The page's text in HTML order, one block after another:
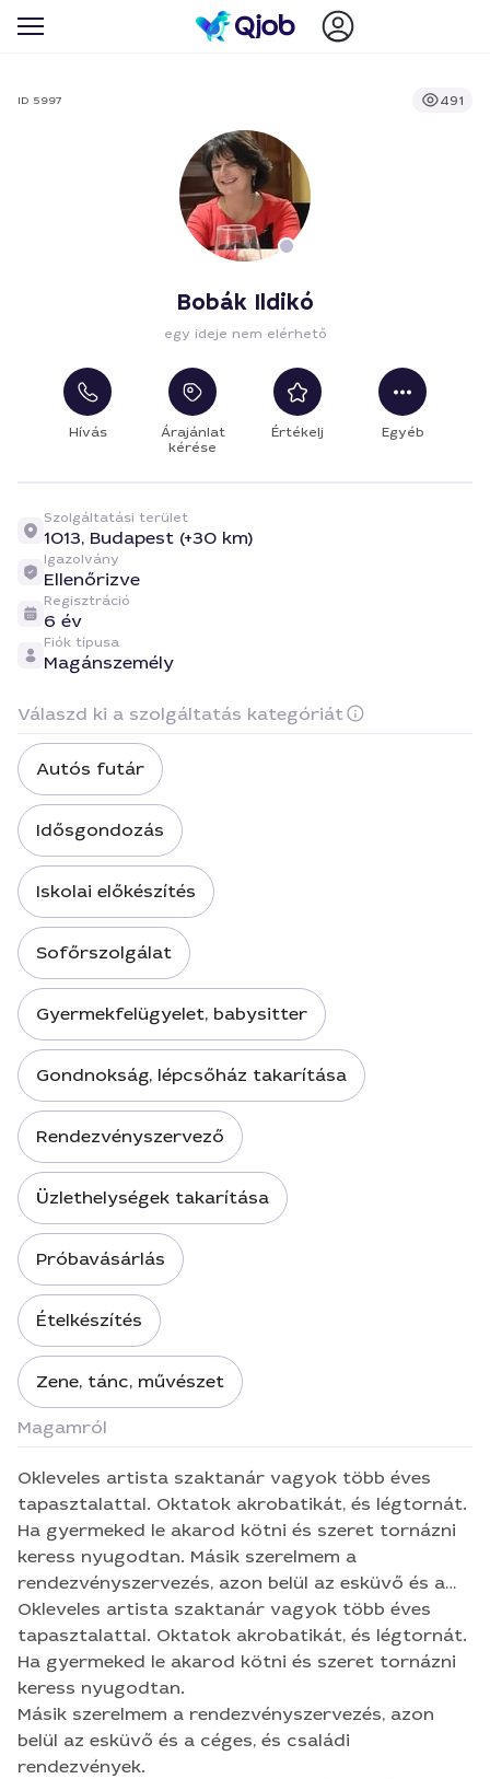
ID 5997 491
Bobák Ildikó
egy ideje nem elérhető
Hívás
Árajánlat
kérése
Értékelj Egyéb
Szolgáltatási terület
1013, Budapest (+30 km)
Igazolvány
Ellenőrizve
Regisztráció
6 év
Fiók típusa
Magánszemély
Válaszd ki a szolgáltatás kategóriát
Autós futár
Idősgondozás
Iskolai előkészítés
Sofőrszolgálat
Gyermekfelügyelet, babysitter
Gondnokság, lépcsőház takarítása
Rendezvényszervező
Üzlethelységek takarítása
Próbavásárlás
Ételkészítés
Zene, tánc, művészet
Magamról
Okleveles artista szaktanár vagyok több éves
tapasztalattal. Oktatok akrobatikát, és légtornát.
Ha gyermeked le akarod kötni és szeret tornázni
keress nyugodtan. Másik szerelmem a
rendezvényszervezés, azon belül az esküvő és a
céges, és családi rendezvények. Hobbim és a
legmegnyugtatóbb vállalkozásom a ketészet.
Virágot szeretni kell! Csak akkor hálálja meg.
Keress, ha valamelyik szakismeretre szükkséged
van.
Okleveles artista szaktanár vagyok több éves
tapasztalattal. Oktatok akrobatikát, és légtornát.
Ha gyermeked le akarod kötni és szeret tornázni
keress nyugodtan.
Másik szerelmem a rendezvényszervezés, azon
belül az esküvő és a céges, és családi
rendezvények.